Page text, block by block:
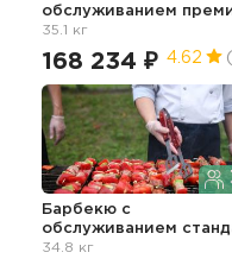
обслуживанием
35.1 кг
168 234 ₽ 4.62
Барбекю с
обслуживанием
34.8 кг